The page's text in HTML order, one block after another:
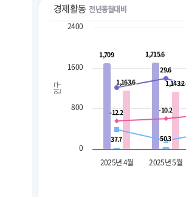
경제활동 전년동월대비
인구
1,709
1,709 1,715.6
1,715.6
37.7
37.7 50.3
50.3
1,163.6
1,163.6 1,143.2
1,143.2
29.6
29.6
-12.2
-12.2 -10.2
-10.2
2025년 4월 2025년 5월
0
800
1600
2400